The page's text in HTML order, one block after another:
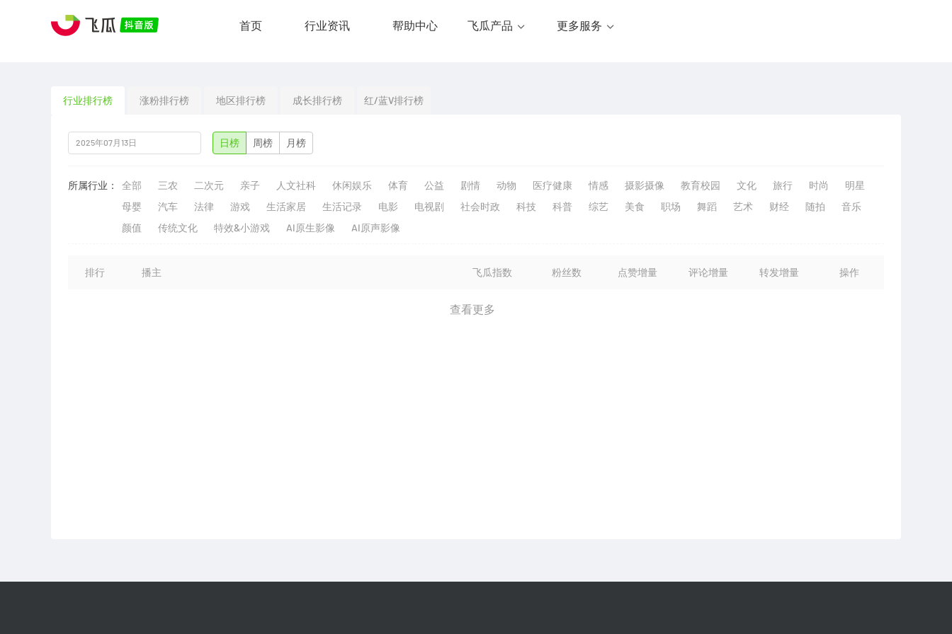
首页 行业资讯 帮助中心 飞瓜产品 更多服务
行业排行榜 涨粉排行榜 地区排行榜 成长排行榜 红/蓝V排行榜
日榜 周榜 月榜
所属行业： 全部 三农 二次元 亲子 人文社科 休闲娱乐 体育 公益 剧情 动物 医疗健康 情感 摄影摄像 教育校园 文化 旅行 时尚
明星
母婴
汽车 法律 游戏 生活家居 生活记录 电影 电视剧 社会时政 科技 科普 综艺 美食 职场 舞蹈 艺术 财经 随拍
音乐
颜值
传统文化 特效&小游戏 AI原生影像 AI原声影像
排行 播主 飞瓜指数 粉丝数 点赞增量 评论增量 转发增量 操作
查看更多